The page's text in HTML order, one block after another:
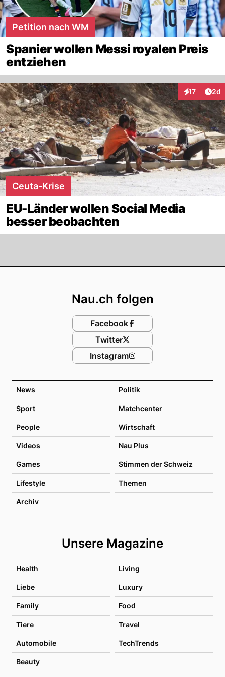
Petition nach WM
Spanier wollen Messi royalen Preis
entziehen
17 2d
Ceuta-Krise
EU-Länder wollen Social Media
besser beobachten
News Politik
Sport Matchcenter
People Wirtschaft
Videos Nau Plus
Games Stimmen der Schweiz
Lifestyle Themen
Archiv
Unsere Magazine
Health Living
Liebe Luxury
Family Food
Tiere Travel
Automobile TechTrends
Beauty
Nau.ch folgen
Facebook
Twitter
Instagram